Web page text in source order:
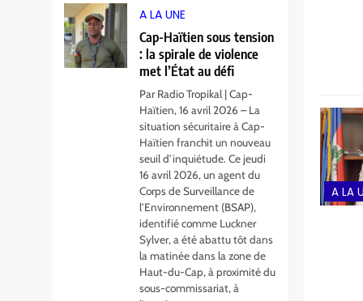
A LA UNE
Cap-Haïtien sous tension
: la spirale de violence
met l’État au défi
Par Radio Tropikal | Cap-
Haïtien, 16 avril 2026 – La
situation sécuritaire à Cap-
Haïtien franchit un nouveau
seuil d’inquiétude. Ce jeudi
16 avril 2026, un agent du
Corps de Surveillance de
l’Environnement (BSAP),
identifié comme Luckner
Sylver, a été abattu tôt dans
la matinée dans la zone de
Haut-du-Cap, à proximité du
sous-commissariat, à
par balles dans une
attaque armée
A LA UNE
6
Haïti décrète trois
jours de deuil national
après le drame de la
Citadelle Henry
A LA UNE
Au Limbé, un stade
pour rallumer la
flamme du football
local
A LA UNE
Ariana Milagro
Lafond triomphe à la
finale du House of
A LA UNE
A LA